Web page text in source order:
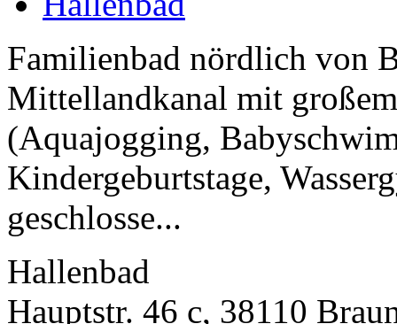
Familienbad nördlich von
Mittellandkanal mit
(Aquajogging,
Kindergeburtstage,
geschlosse...
Hallenbad
Hauptstr. 46 c, 38110